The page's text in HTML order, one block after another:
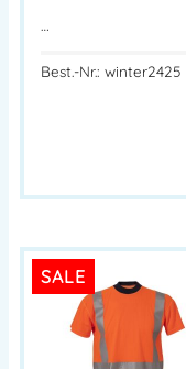
…
Best.-Nr.: winter2425
SALE